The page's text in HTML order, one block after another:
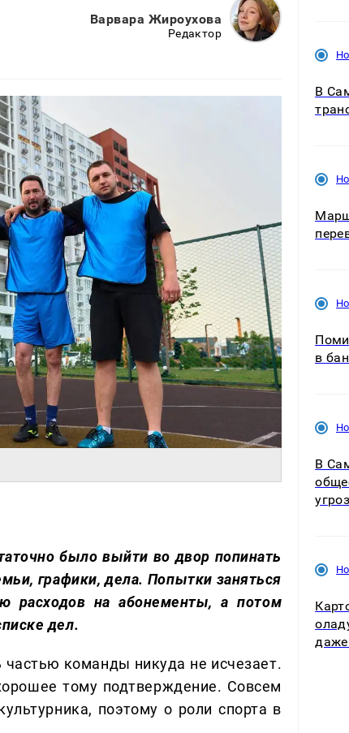
Варвара Жироухова
Редактор
было выйти во двор попинать
графики, дела. Попытки заняться
расходов на абонементы, а потом
дел.
команды никуда не исчезает.
тому подтверждение. Совсем
поэтому о роли спорта в
В
в
В
даже